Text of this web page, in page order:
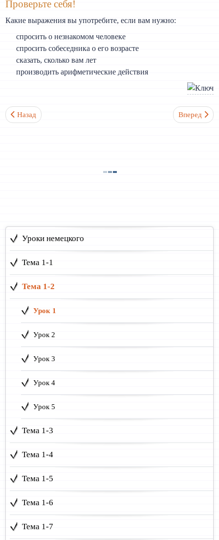
Проверьте себя!
Какие выражения вы употребите, если вам нужно:
спросить о незнакомом человеке
спросить собеседника о его возрасте
сказать, сколько вам лет
производить арифметические действия
Предыдущий: Тема №1-2! (Семья. Профессия)
Назад Следующий:
Вперед
Уроки немецкого
Тема 1-1
Тема 1-2
Урок 1
Урок 2
Урок 3
Урок 4
Урок 5
Тема 1-3
Тема 1-4
Тема 1-5
Тема 1-6
Тема 1-7